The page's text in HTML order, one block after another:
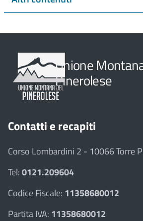
Unione
Pinerolese
Contatti e recapiti
Corso Lombardini 2 - 10066 Torre
Tel:0121.209604
Codice Fiscale: 11358680012
Partita IVA: 11358680012